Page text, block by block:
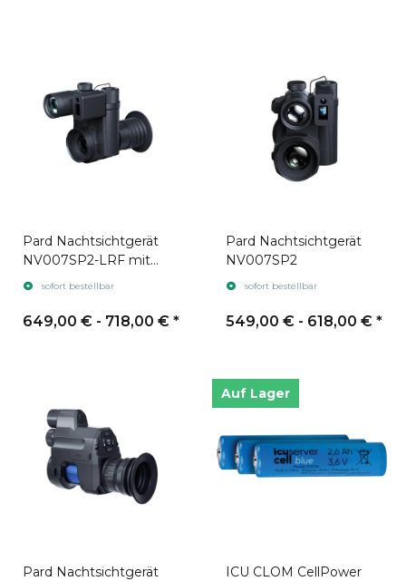
Pard Nachtsichtgerät
NV007SP2-LRF mit
Laser-sofort bestellbar
649,00 € - 718,00 € *
Pard Nachtsichtgerät
NV007SP2
sofort bestellbar
549,00 € - 618,00 € *
Pard Nachtsichtgerät
Auf Lager
ICU CLOM CellPower